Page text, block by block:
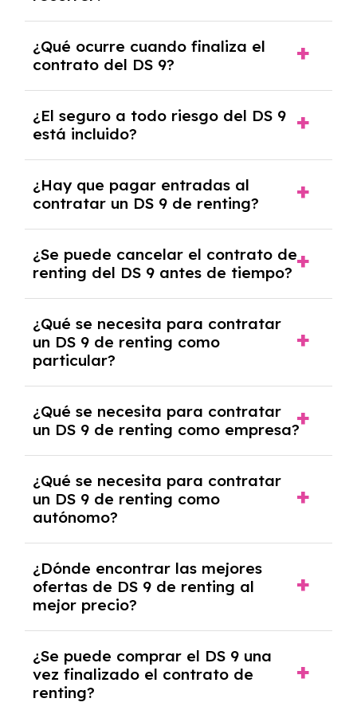
contrato y puede variar entre 10,000 y
30,000 km anuales. Si excedes ese límite,
puede haber un cargo adicional.
¿Qué ocurre cuando finaliza el
contrato del DS 9?
coche, renovarlo por uno nuevo o, en algunos
casos, comprarlo a un precio previamente
acordado.
¿El seguro a todo riesgo del DS 9
está incluido?
con el seguro a todo riesgo sin franquicia
incluido dentro de las cuotas mensuales.
¿Hay que pagar entradas al
contratar un DS 9 de renting?
tendrás que pagar ningún tipo de entrada
salvo en casos que lo exija el proveedor
debido al resultado del estudio de viabilidad
económica.
¿Se puede cancelar el contrato de
renting del DS 9 antes de tiempo?
pero puede haber penalizaciones por
cancelación anticipada. Es importante revisar
las condiciones del contrato y hablar con un
experto que te asesore.
¿Qué se necesita para contratar
un DS 9 de renting como
particular?
y, en algunos casos, una consulta de solvencia
crediticia y un pago inicial.
¿Qué se necesita para contratar
un DS 9 de renting como empresa?
documentación financiera y, en algunos
casos, un informe de solvencia de la empresa
y un pago inicial.
¿Qué se necesita para contratar
un DS 9 de renting como
autónomo?
autónomos, justificante de ingresos y, en
algunos casos, un informe fiscal y un pago
inicial.
¿Dónde encontrar las mejores
ofertas de DS 9 de renting al
mejor precio?
mejores ofertas de vehículos de renting con
todos los gastos incluidos y sin pagar
entradas.
¿Se puede comprar el DS 9 una
vez finalizado el contrato de
renting?